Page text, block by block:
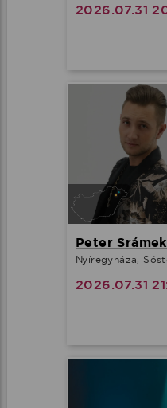
2026.07.31
Peter
Nyíregyháza,
2026.07.31